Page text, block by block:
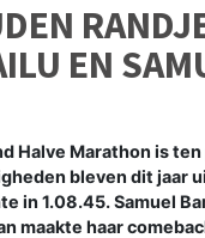
EN
Halve Marathon is
bleven dit jaar
in 1.08.45. Samuel
maakte haar